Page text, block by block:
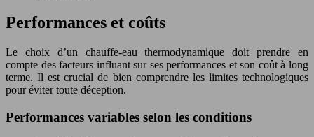
Performances et coûts
Le choix d’un chauffe-eau thermodynamique doit prendre en
compte des facteurs influant sur ses performances et son coût à long
terme. Il est crucial de bien comprendre les limites technologiques
pour éviter toute déception.
Performances variables selon les conditions